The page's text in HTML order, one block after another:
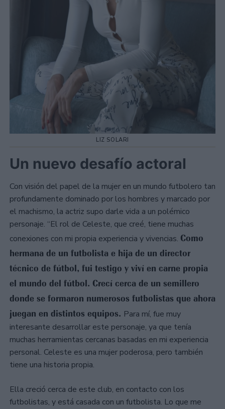
LIZ SOLARI
Un nuevo desafío actoral
Con visión del papel de la mujer en un mundo futbolero tan
profundamente dominado por los hombres y marcado por
el machismo, la actriz supo darle vida a un polémico
personaje. “El rol de Celeste, que creé, tiene muchas
conexiones con mi propia experiencia y vivencias. Como
hermana de un futbolista e hija de un director
técnico de fútbol, fui testigo y viví en carne propia
el mundo del fútbol. Crecí cerca de un semillero
donde se formaron numerosos futbolistas que ahora
juegan en distintos equipos. Para mí, fue muy
interesante desarrollar este personaje, ya que tenía
muchas herramientas cercanas basadas en mi experiencia
personal. Celeste es una mujer poderosa, pero también
tiene una historia propia.
Ella creció cerca de este club, en contacto con los
futbolistas, y está casada con un futbolista. Lo que me